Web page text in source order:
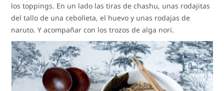
los toppings. En un lado las tiras de chashu, unas rodajitas
del tallo de una cebolleta, el huevo y unas rodajas de
naruto. Y acompañar con los trozos de alga nori.